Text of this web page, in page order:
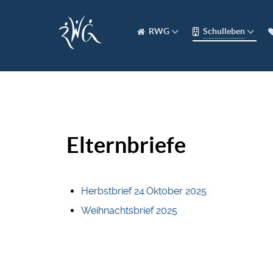
RWG Schulleben
Elternbriefe
Herbstbrief 24.Oktober 2025
Weihnachtsbrief 2025